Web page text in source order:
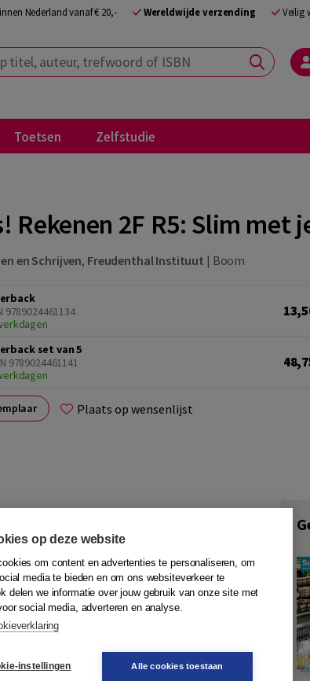
Nederland vanaf € 20,- Wereldwijde verzending Veilig
auteur, trefwoord of ISBN
Toetsen Zelfstudie
Rekenen 2F R5: Slim met
en Schrijven, Freudenthal Instituut | Boom
9789024461134
set van 5
9789024461141
Plaats op wensenlijst
je uitgaven en is onderdeel van de reeks
De methode bestaat uit een groot
de antwoorden en tips bij de
Instroom, 1F en 2F. In elk boekje zitten
en Verbanden.
van deelnemers. Omdat elke
op deze website
om content en advertenties te personaliseren, om
media te bieden en om ons websiteverkeer te
delen we informatie over jouw gebruik van onze site met
social media, adverteren en analyse.
instellingen Alle cookies toestaan